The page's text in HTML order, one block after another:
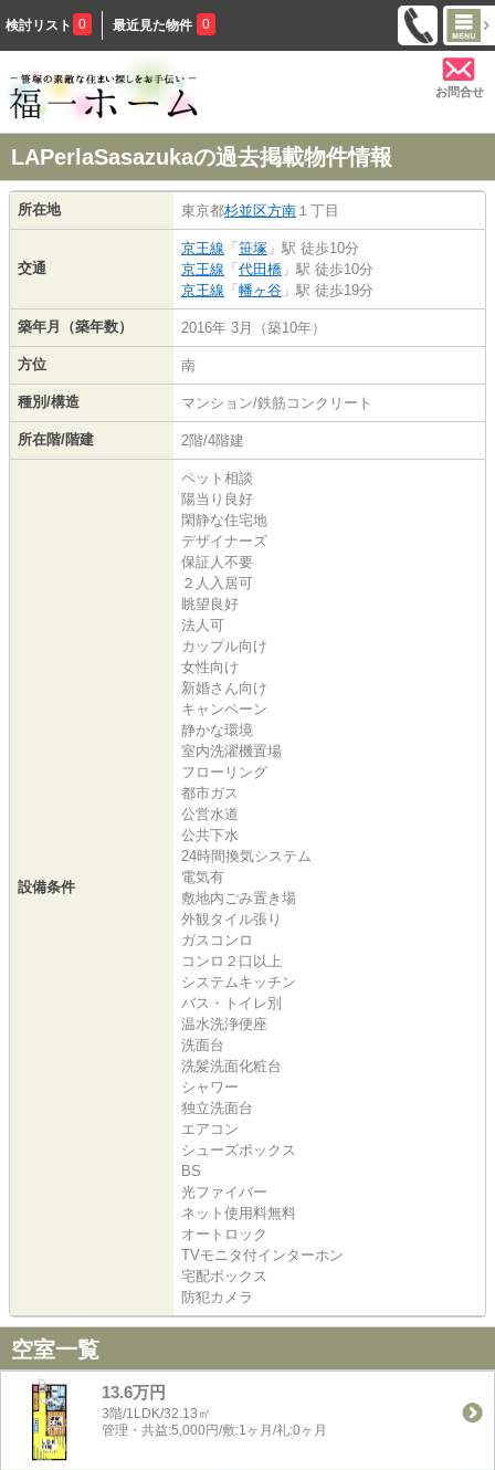
検討リスト 0 最近見た物件 0
お問合せ
LAPerlaSasazukaの過去掲載物件情報
所在地 東京都杉並区方南 １丁目
交通
京王線 「笹塚 」駅 徒歩10分
京王線 「代田橋 」駅 徒歩10分
京王線 「幡ヶ谷 」駅 徒歩19分
築年月（築年数） 2016年 3月（築10年）
方位 南
種別/構造 マンション/鉄筋コンクリート
所在階/階建 2階/4階建
設備条件
ペット相談
陽当り良好
閑静な住宅地
デザイナーズ
保証人不要
２人入居可
眺望良好
法人可
カップル向け
女性向け
新婚さん向け
キャンペーン
静かな環境
室内洗濯機置場
フローリング
都市ガス
公営水道
公共下水
24時間換気システム
電気有
敷地内ごみ置き場
外観タイル張り
ガスコンロ
コンロ２口以上
システムキッチン
バス・トイレ別
温水洗浄便座
洗面台
洗髪洗面化粧台
シャワー
独立洗面台
エアコン
シューズボックス
BS
光ファイバー
ネット使用料無料
オートロック
TVモニタ付インターホン
宅配ボックス
防犯カメラ
空室一覧
13.6万円
3階/1LDK/32.13㎡
管理・共益:5,000円/敷:1ヶ月/礼:0ヶ月